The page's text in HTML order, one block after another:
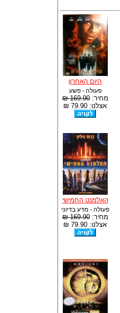
היום האחרון
פעולה - פשע
מחיר:169.90 ₪
אצלנו: 79.90 ₪
האלמנט החמישי
פעולה - מדע בדיוני
מחיר:169.90 ₪
אצלנו: 79.90 ₪